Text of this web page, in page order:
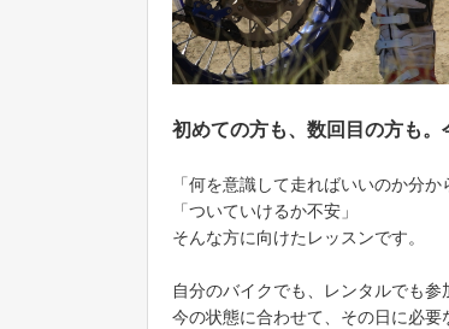
初めての方も、数回目の方も。
「何を意識して走ればいいのか分か
「ついていけるか不安」
そんな方に向けたレッスンです。
自分のバイクでも、レンタルでも参
今の状態に合わせて、その日に必要